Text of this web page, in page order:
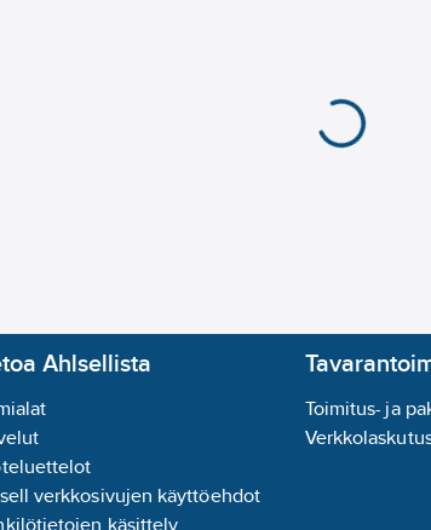
Ahlsellista
verkkosivujen käyttöehdot
käsittely
Toimitus- ja